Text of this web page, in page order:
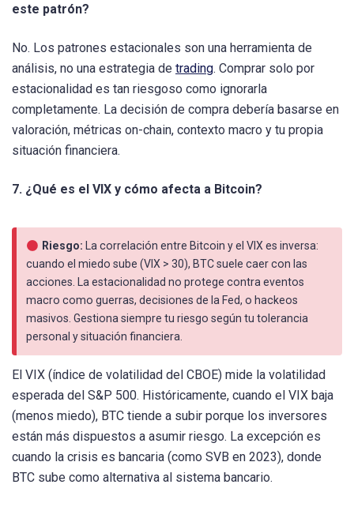
este patrón?
No. Los patrones estacionales son una herramienta de
análisis, no una estrategia de trading. Comprar solo por
estacionalidad es tan riesgoso como ignorarla
completamente. La decisión de compra debería basarse en
valoración, métricas on-chain, contexto macro y tu propia
situación financiera.
7. ¿Qué es el VIX y cómo afecta a Bitcoin?
Riesgo: La correlación entre Bitcoin y el VIX es inversa:
cuando el miedo sube (VIX > 30), BTC suele caer con las
acciones. La estacionalidad no protege contra eventos
macro como guerras, decisiones de la Fed, o hackeos
masivos. Gestiona siempre tu riesgo según tu tolerancia
personal y situación financiera.
El VIX (índice de volatilidad del CBOE) mide la volatilidad
esperada del S&P 500. Históricamente, cuando el VIX baja
(menos miedo), BTC tiende a subir porque los inversores
están más dispuestos a asumir riesgo. La excepción es
cuando la crisis es bancaria (como SVB en 2023), donde
BTC sube como alternativa al sistema bancario.